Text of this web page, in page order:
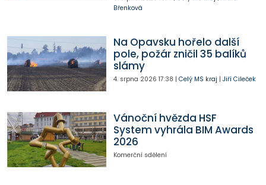
Břenková
Na Opavsku hořelo další
pole, požár zničil 35 balíků
slámy
4. srpna 2026 17:38 | Celý MS kraj | Jiří Cileček
Vánoční hvězda HSF
System vyhrála BIM Awards
2026
Komerční sdělení